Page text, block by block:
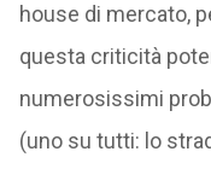
house di mercato,
questa criticità
numerosissimi
(uno su tutti: lo